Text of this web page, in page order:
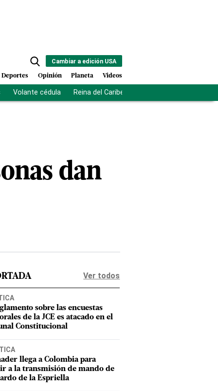
Cambiar a edición USA
Deportes Opinión Planeta Videos
Volante cédula Reina del Caribe
dan
Ver todos
sobre las encuestas
de la JCE es atacado en el
Constitucional
llega a Colombia para
a la transmisión de mando de
de la Espriella